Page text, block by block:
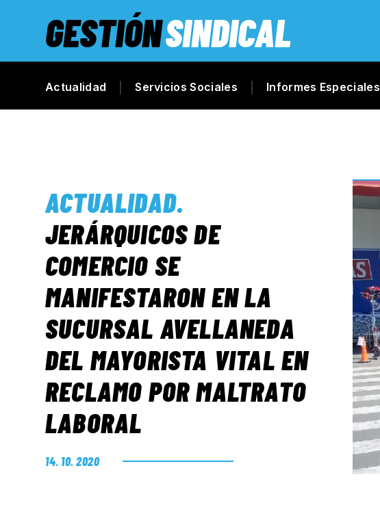
GESTIÓNSINDICAL
Actualidad Servicios Sociales Informes Especiales
ACTUALIDAD.
JERÁRQUICOS DE
COMERCIO SE
MANIFESTARON EN LA
SUCURSAL AVELLANEDA
DEL MAYORISTA VITAL EN
RECLAMO POR MALTRATO
LABORAL
14. 10. 2020